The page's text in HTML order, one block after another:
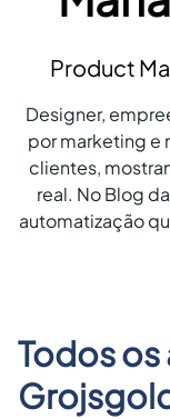
Product
Designer,
por marketing e
clientes,
real. No Blog
automatização
Todos